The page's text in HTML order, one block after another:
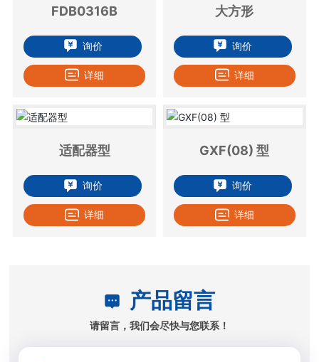
FDB0316B
询价
详细
大方形
询价
详细
适配器型
询价
详细
GXF(08) 型
询价
详细
产品留言
请留言，我们会尽快与您联系！